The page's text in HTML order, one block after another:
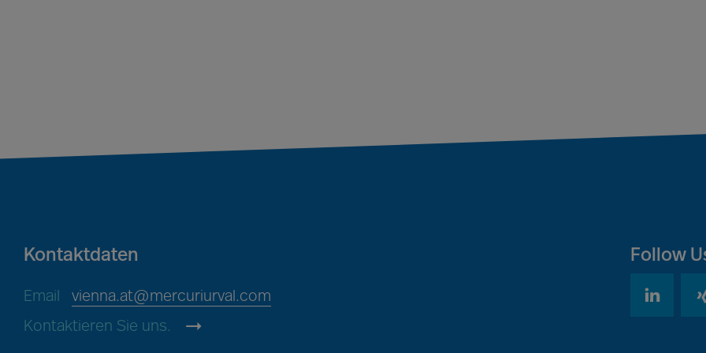
Kontaktdaten
Email
vienna.at@mercuriurval.com
Kontaktieren Sie uns.
Follow